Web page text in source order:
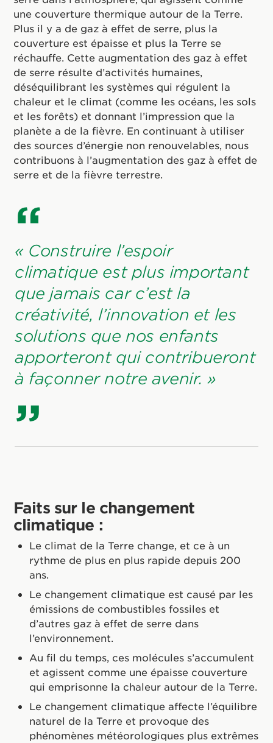
une couverture thermique autour de la Terre.
Plus il y a de gaz à effet de serre, plus la
couverture est épaisse et plus la Terre se
réchauffe. Cette augmentation des gaz à effet
de serre résulte d’activités humaines,
déséquilibrant les systèmes qui régulent la
chaleur et le climat (comme les océans, les sols
et les forêts) et donnant l’impression que la
planète a de la fièvre. En continuant à utiliser
des sources d’énergie non renouvelables, nous
contribuons à l’augmentation des gaz à effet de
serre et de la fièvre terrestre.
« Construire l’espoir
climatique est plus important
que jamais car c’est la
créativité, l’innovation et les
solutions que nos enfants
apporteront qui contribueront
à façonner notre avenir. »
Faits sur le changement
climatique :
Le climat de la Terre change, et ce à un
rythme de plus en plus rapide depuis 200
ans.
Le changement climatique est causé par les
émissions de combustibles fossiles et
d’autres gaz à effet de serre dans
l’environnement.
Au fil du temps, ces molécules s’accumulent
et agissent comme une épaisse couverture
qui emprisonne la chaleur autour de la Terre.
Le changement climatique affecte l’équilibre
naturel de la Terre et provoque des
phénomènes météorologiques plus extrêmes